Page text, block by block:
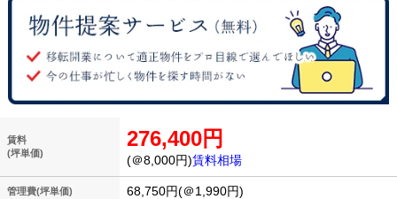
賃料
(坪単価)
276,400円
(＠8,000円)賃料相場
管理費(坪単価) 68,750円(＠1,990円)